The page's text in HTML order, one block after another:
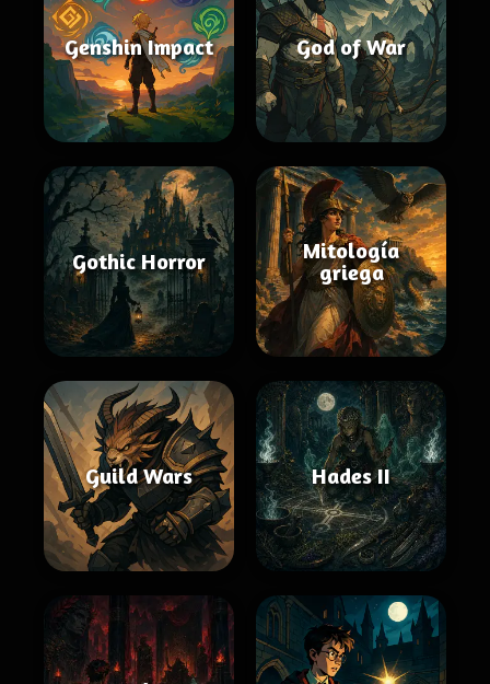
Genshin Impact God of War
Gothic Horror
Mitología
griega
Guild Wars Hades II